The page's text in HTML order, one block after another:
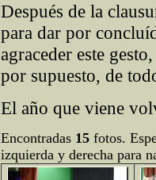
Después de la
para dar por
agraceder este
por supuesto, de
El año que viene
Encontradas 15 fotos.
izquierda y derecha para